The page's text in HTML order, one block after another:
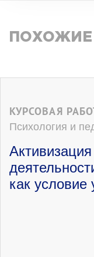
КУРСОВАЯ
Психология и
как условие